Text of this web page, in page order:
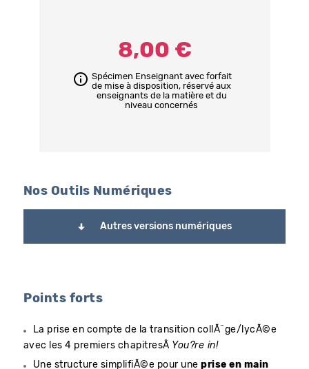
Spécimen Enseignant avec forfait
de mise à disposition, réservé aux
enseignants de la matière et du
niveau concernés
8,00 €
Nos Outils Numériques
Autres versions numériques
Points forts
La prise en compte de la transition collÃ¨ge/lycÃ©e
avec les 4 premiers chapitresÂ You?re in!
Une structure simplifiÃ©e pour uneprise en main